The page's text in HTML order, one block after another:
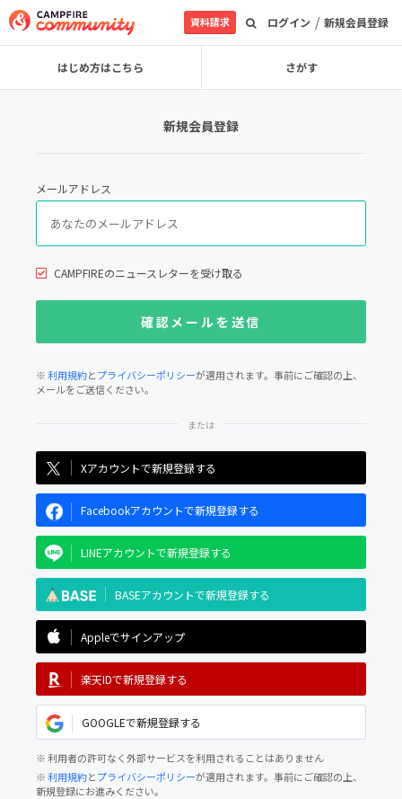
ログイン / 新規会員登録
資料請求
はじめ方はこちら さがす
新規会員登録
メールアドレス
CAMPFIREのニュースレターを受け取る
※利用規約とプライバシーポリシーが適用されます。事前にご確認の上、
メールをご送信ください。
Xアカウントで新規登録する
Facebookアカウントで新規登録する
LINEアカウントで新規登録する
BASEアカウントで新規登録する
Appleでサインアップ
楽天IDで新規登録する
GOOGLEで新規登録する
※ 利用者の許可なく外部サービスを利用されることはありません
※利用規約とプライバシーポリシーが適用されます。事前にご確認の上、
新規登録にお進みください。